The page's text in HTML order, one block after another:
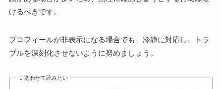
けるべきです。
プロフィールが非表示になる場合でも、冷静に対応し、トラ
ブルを深刻化させないように努めましょう。
あわせて読みたい